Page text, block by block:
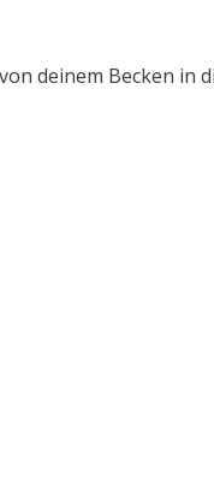
deinem Becken in